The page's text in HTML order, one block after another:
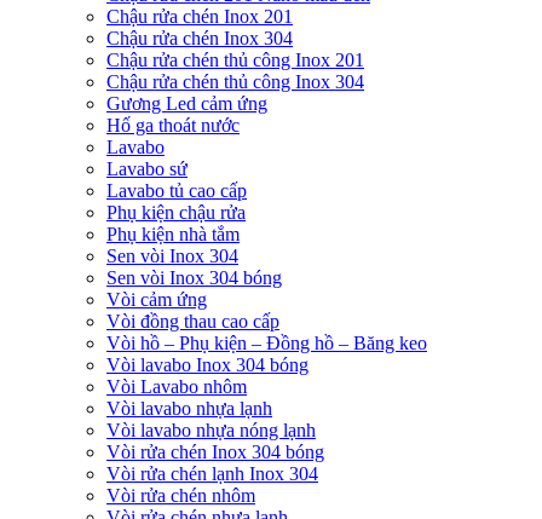
Chậu rửa chén Inox 201
Chậu rửa chén Inox 304
Chậu rửa chén thủ công Inox 201
Chậu rửa chén thủ công Inox 304
Gương Led cảm ứng
Hố ga thoát nước
Lavabo
Lavabo sứ
Lavabo tủ cao cấp
Phụ kiện chậu rửa
Phụ kiện nhà tắm
Sen vòi Inox 304
Sen vòi Inox 304 bóng
Vòi cảm ứng
Vòi đồng thau cao cấp
Vòi hồ – Phụ kiện – Đồng hồ – Băng keo
Vòi lavabo Inox 304 bóng
Vòi Lavabo nhôm
Vòi lavabo nhựa lạnh
Vòi lavabo nhựa nóng lạnh
Vòi rửa chén Inox 304 bóng
Vòi rửa chén lạnh Inox 304
Vòi rửa chén nhôm